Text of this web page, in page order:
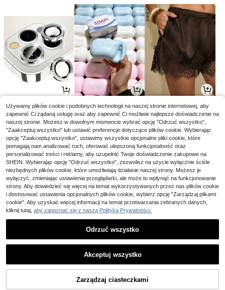
7,00zł 19,00zł 59,05zł
12 48 68
Powrót do góry
Używamy plików cookie i podobnych technologii na naszej stronie internetowej, aby
zapewnić Ci żądaną usługę oraz aby zapewnić Ci możliwie najlepsze doświadczenie na
naszej stronie. Możesz w dowolnym momencie wybrać opcję "Odrzuć wszystko",
"Zaakceptuj wszystko" lub ustawić preferencje dotyczące plików cookie. Wybierając
opcję "Zaakceptuj wszystko", ustawimy wszystkie opcjonalne pliki cookie, które
pomagają nam analizować ruch, oferować ulepszoną funkcjonalność oraz
personalizować treści i reklamy, aby uzupełnić Twoje doświadczenie zakupowe na
SHEIN. Wybierając opcję "Odrzuć wszystko", zezwolisz na użycie wyłącznie ściśle
niezbędnych plików cookie, które umożliwiają działanie naszej strony. Możesz je
wyłączyć, zmieniając ustawienia przeglądarki, ale może to wpłynąć na funkcjonowanie
strony. Aby dowiedzieć się więcej na temat wykorzystywanych przez nas plików cookie
i dostosować ustawienia opcjonalnych plików cookie, wybierz opcję "Zarządzaj plikami
cookie". Aby uzyskać więcej informacji na temat przetwarzania zebranych danych,
kliknij tutaj, aby zapoznać się z naszą Polityką Prywatności.
Odrzuć wszystko
Akceptuj wszystko
Zarządzaj ciasteczkami